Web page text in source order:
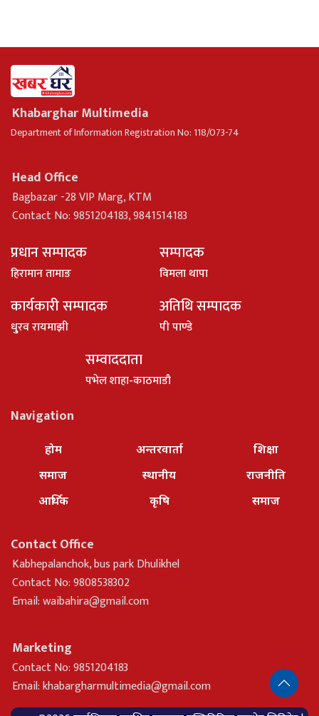
Khabarghar Multimedia
Department of Information Registration No: 118/073-74
Head Office
Bagbazar -28 VIP Marg, KTM
Contact No: 9851204183, 9841514183
प्रधान सम्पादक
हिरामान तामाङ
सम्पादक
विमला थापा
कार्यकारी सम्पादक
धु्रव रायमाझी
अतिथि सम्पादक
पी पाण्डे
सम्वाददाता
पभेल शाहा-काठमाडौ
Navigation
होम
समाज
आर्थिक
अन्तरवार्ता
स्थानीय
कृषि
शिक्षा
राजनीति
समाज
Contact Office
Kabhepalanchok, bus park Dhulikhel
Contact No: 9808538302
Email:waibahira@gmail.com
Marketing
Contact No: 9851204183
Email:khabargharmultimedia@gmail.com